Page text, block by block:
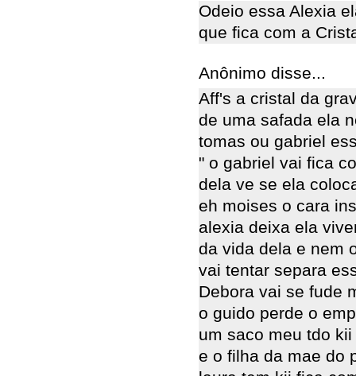
Odeio essa Alexia
que fica com a
Anônimo disse...
Aff's a cristal da
de uma safada ela
tomas ou gabriel
" o gabriel vai fica
dela ve se ela
eh moises o cara
alexia deixa ela
da vida dela e nem
vai tentar separa
Debora vai se fude
o guido perde o
um saco meu tdo
e o filha da mae do